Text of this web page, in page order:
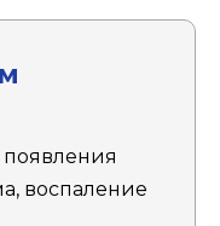
воспаление